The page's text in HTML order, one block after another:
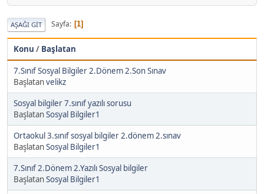
AŞAĞI GIT Sayfa 1
Konu / Başlatan
7.Sınıf Sosyal Bilgiler 2.Dönem 2.Son Sınav
Başlatanvelikz
Sosyal bilgiler 7.sınıf yazılı sorusu
BaşlatanSosyal Bilgiler1
Ortaokul 3.sınıf sosyal bilgiler 2.dönem 2.sınav
BaşlatanSosyal Bilgiler1
7.Sınıf 2.Dönem 2.Yazılı Sosyal bilgiler
BaşlatanSosyal Bilgiler1